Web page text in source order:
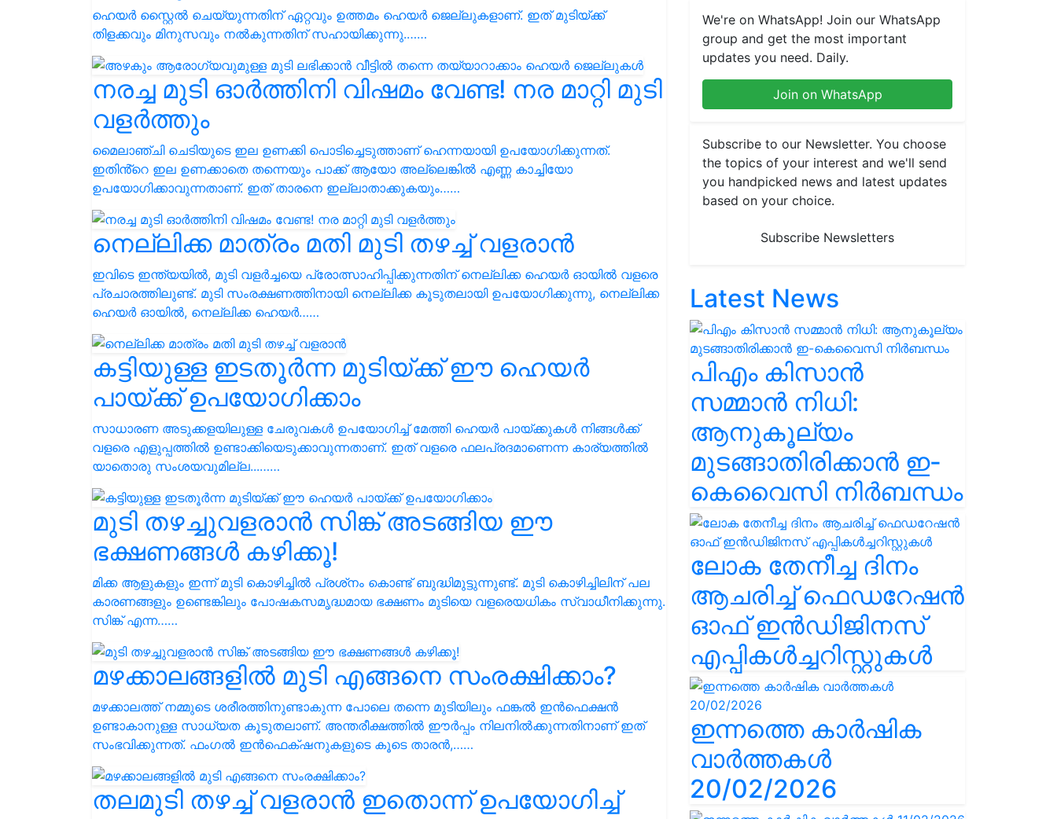
ഹെയർ സ്റ്റൈൽ ചെയ്യുന്നതിന് ഏറ്റവും ഉത്തമം ഹെയർ ജെല്ലുകളാണ്. ഇത് മുടിയ്ക്ക്
തിളക്കവും മിനുസവും നൽകുന്നതിന് സഹായിക്കുന്നു.……
നരച്ച മുടി ഓർത്തിനി വിഷമം വേണ്ട! നര മാറ്റി മുടി
വളർത്തും
മൈലാഞ്ചി ചെടിയുടെ ഇല ഉണക്കി പൊടിച്ചെടുത്താണ് ഹെന്നയായി ഉപയോഗിക്കുന്നത്.
ഇതിൻ്റെ ഇല ഉണക്കാതെ തന്നെയും പാക്ക് ആയോ അല്ലെങ്കിൽ എണ്ണ കാച്ചിയോ
ഉപയോഗിക്കാവുന്നതാണ്. ഇത് താരനെ ഇല്ലാതാക്കുകയും……
നെല്ലിക്ക മാത്രം മതി മുടി തഴച്ച് വളരാൻ
ഇവിടെ ഇന്ത്യയിൽ, മുടി വളർച്ചയെ പ്രോത്സാഹിപ്പിക്കുന്നതിന് നെല്ലിക്ക ഹെയർ ഓയിൽ വളരെ
പ്രചാരത്തിലുണ്ട്. മുടി സംരക്ഷണത്തിനായി നെല്ലിക്ക കൂടുതലായി ഉപയോഗിക്കുന്നു, നെല്ലിക്ക
ഹെയർ ഓയിൽ, നെല്ലിക്ക ഹെയർ……
കട്ടിയുള്ള ഇടതൂർന്ന മുടിയ്ക്ക് ഈ ഹെയർ
പായ്ക്ക് ഉപയോഗിക്കാം
സാധാരണ അടുക്കളയിലുള്ള ചേരുവകൾ ഉപയോഗിച്ച് മേത്തി ഹെയർ പായ്ക്കുകൾ നിങ്ങൾക്ക്
വളരെ എളുപ്പത്തിൽ ഉണ്ടാക്കിയെടുക്കാവുന്നതാണ്. ഇത് വളരെ ഫലപ്രദമാണെന്ന കാര്യത്തിൽ
യാതൊരു സംശയവുമില്ല...……
മുടി തഴച്ചുവളരാൻ സിങ്ക് അടങ്ങിയ ഈ
ഭക്ഷണങ്ങൾ കഴിക്കൂ!
മിക്ക ആളുകളും ഇന്ന് മുടി കൊഴിച്ചിൽ പ്രശ്‌നം കൊണ്ട് ബുദ്ധിമുട്ടുന്നുണ്ട്. മുടി കൊഴിച്ചിലിന് പല
കാരണങ്ങളും ഉണ്ടെങ്കിലും പോഷകസമൃദ്ധമായ ഭക്ഷണം മുടിയെ വളരെയധികം സ്വാധീനിക്കുന്നു.
സിങ്ക് എന്ന……
മഴക്കാലങ്ങളിൽ മുടി എങ്ങനെ സംരക്ഷിക്കാം?
മഴക്കാലത്ത് നമ്മുടെ ശരീരത്തിനുണ്ടാകുന്ന പോലെ തന്നെ മുടിയിലും ഫങ്കൽ ഇൻഫെക്ഷൻ
ഉണ്ടാകാനുള്ള സാധ്യത കൂടുതലാണ്. അന്തരീക്ഷത്തിൽ ഈർപ്പം നിലനിൽക്കുന്നതിനാണ് ഇത്
സംഭവിക്കുന്നത്. ഫംഗൽ ഇൻഫെക്‌ഷനുകളുടെ കൂടെ താരൻ,……
തലമുടി തഴച്ച് വളരാൻ ഇതൊന്ന് ഉപയോഗിച്ച്
We're on WhatsApp! Join our WhatsApp
group and get the most important
updates you need. Daily.
Join on WhatsApp
Subscribe to our Newsletter. You choose
the topics of your interest and we'll send
you handpicked news and latest updates
based on your choice.
Subscribe Newsletters
Latest News
പിഎം കിസാൻ
സമ്മാൻ നിധി:
ആനുകൂല്യം
മുടങ്ങാതിരിക്കാൻ ഇ-
കെവൈസി നിർബന്ധം
ലോക തേനീച്ച ദിനം
ആചരിച്ച് ഫെഡറേഷൻ
ഓഫ് ഇൻഡിജിനസ്
എപ്പികൾച്ചറിസ്റ്റുകൾ
ഇന്നത്തെ കാർഷിക
വാർത്തകൾ
20/02/2026